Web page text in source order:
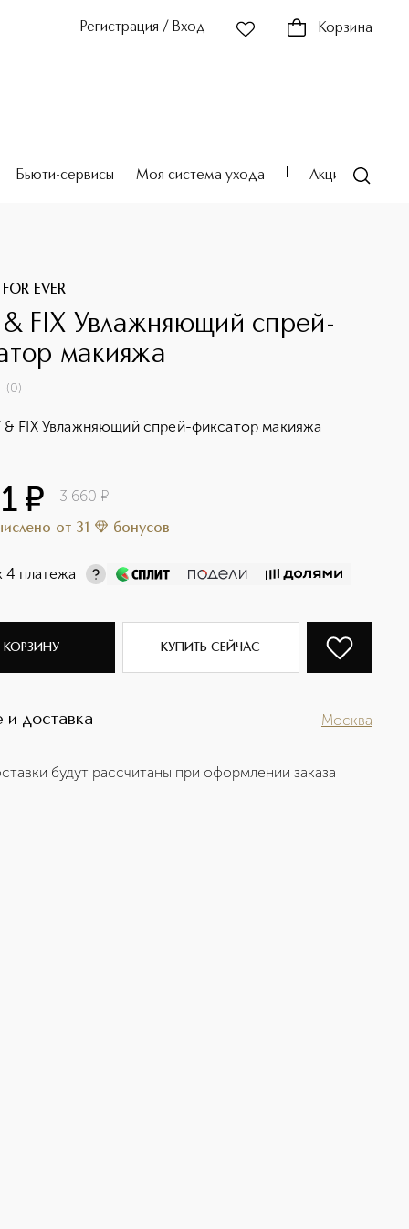
Регистрация / Вход Корзина
Бьюти-сервисы Моя система ухода Акции
EVER
& FIX Увлажняющий спрей-
макияжа
(0)
& FIX Увлажняющий спрей-фиксатор макияжа
¤ 3 660 ¤
от 31 бонусов
4 платежа
КОРЗИНУ КУПИТЬ СЕЙЧАС
и доставка Москва
будут рассчитаны при оформлении заказа